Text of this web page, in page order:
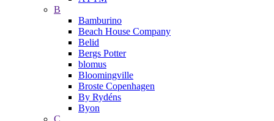
B
Bamburino
Beach House Company
Belid
Bergs Potter
blomus
Bloomingville
Broste Copenhagen
By Rydéns
Byon
C